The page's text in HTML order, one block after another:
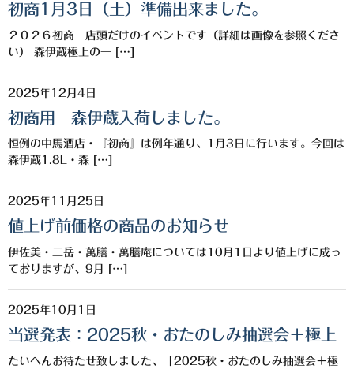
森伊蔵酒造
村尾酒造
櫻井酒造
軸屋酒造
吉永酒造場
薩摩酒造
白石酒造
白玉醸造
初商1月3日（土）準備出来ました。
２０２６初商 店頭だけのイベントです（詳細は画像を参照くださ
い） 森伊蔵極上の一 […]
2025年12月4日
初商用 森伊蔵入荷しました。
恒例の中馬酒店・『初商』は例年通り、1月3日に行います。今回は
森伊蔵1.8L・森 […]
2025年11月25日
値上げ前価格の商品のお知らせ
伊佐美・三岳・萬膳・萬膳庵については10月1日より値上げに成っ
ておりますが、9月 […]
2025年10月1日
当選発表：2025秋・おたのしみ抽選会＋極上
たいへんお待たせ致しました、「2025秋・おたのしみ抽選会＋極